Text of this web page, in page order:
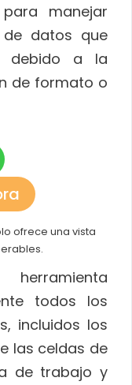
manejar
datos que
debido a la
de formato o
ofrece una vista
todos los
incluidos los
las celdas de
de trabajo y